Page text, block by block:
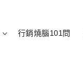
toggle
child
行銷燒腦101問